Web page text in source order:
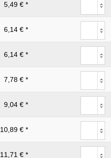
5,49 € *
6,14 € *
6,14 € *
7,78 € *
9,04 € *
10,89 € *
11,71 € *